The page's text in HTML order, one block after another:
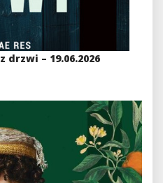
– 19.06.2026